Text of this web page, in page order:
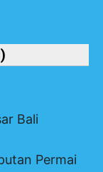
Bali
Permai